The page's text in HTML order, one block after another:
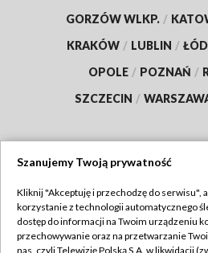
GORZÓW WLKP. /
KRAKÓW / LUBLIN /
OPOLE / POZNAŃ /
SZCZECIN /
TVP
Abonament TVP
Regulamin
Szanujemy Twoją prywatność
Kliknij "Akceptuję i przechodzę do serwisu",
korzystanie z technologii automatycznego
dostęp do informacji na Twoim urządzeniu
przechowywanie oraz na przetwarzanie
nas, czyli Telewizję Polską S.A. w likwidacji